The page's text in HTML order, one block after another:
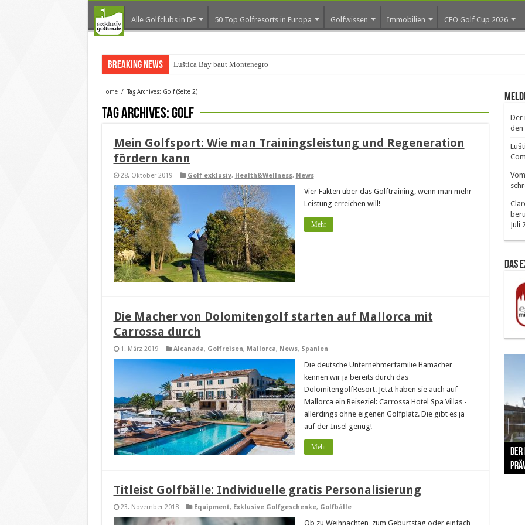
Alle Golfclubs in DE 50 Top Golfresorts in Europa Golfwissen Immobilien CEO Golf Cup 2026
Breaking News Luštica Bay baut Montenegros erste Golf-Community we
Home / Tag Archives: Golf(Seite 2)
Tag Archives:Golf
Mein Golfsport: Wie man Trainingsleistung und Regeneration
fördern kann
28. Oktober 2019 Golf exklusiv, Health&Wellness, News
Vier Fakten über das Golftraining, wenn man mehr
Leistung erreichen will!
Mehr
Die Macher von Dolomitengolf starten auf Mallorca mit
Carrossa durch
1. März 2019 Alcanada, Golfreisen, Mallorca, News, Spanien
Die deutsche Unternehmerfamilie Hamacher
kennen wir ja bereits durch das
DolomitengolfResort. Jetzt haben sie auch auf
Mallorca ein Reiseziel: Carrossa Hotel Spa Villas -
allerdings ohne eigenen Golfplatz. Die gibt es ja
auf der Insel genug!
Mehr
Titleist Golfbälle: Individuelle gratis Personalisierung
23. November 2018 Equipment, Exklusive Golfgeschenke, Golfbälle
Ob zu Weihnachten, zum Geburtstag oder einfach
Der
den
Juli
Das
The